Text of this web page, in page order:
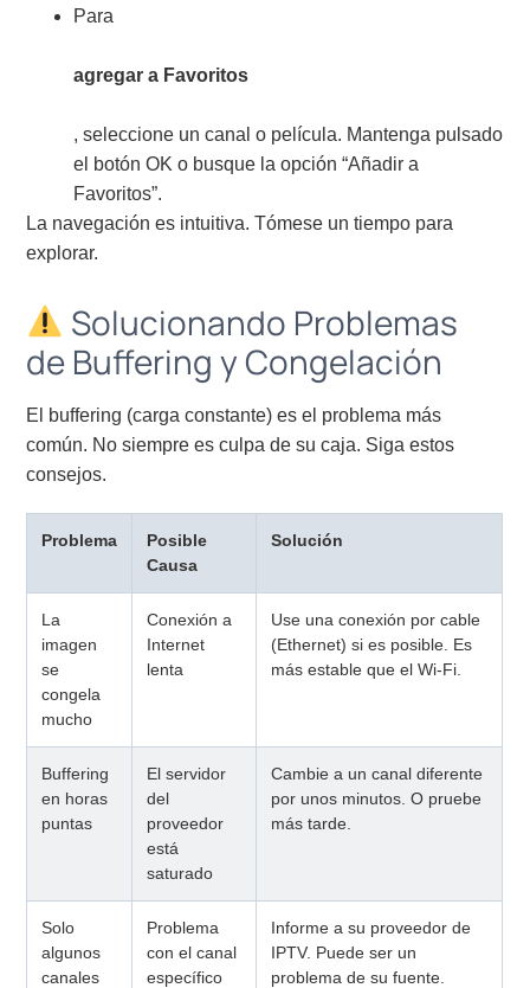
Para
agregar a Favoritos
, seleccione un canal o película. Mantenga pulsado
el botón OK o busque la opción “Añadir a
Favoritos”.
La navegación es intuitiva. Tómese un tiempo para
explorar.
Solucionando Problemas
de Buffering y Congelación
El buffering (carga constante) es el problema más
común. No siempre es culpa de su caja. Siga estos
consejos.
Problema
Posible
Causa
Solución
La
imagen
se
congela
mucho
Conexión a
Internet
lenta
Use una conexión por cable
(Ethernet) si es posible. Es
más estable que el Wi-Fi.
Buffering
en horas
puntas
El servidor
del
proveedor
está
saturado
Cambie a un canal diferente
por unos minutos. O pruebe
más tarde.
Solo
algunos
canales
Problema
con el canal
específico
Informe a su proveedor de
IPTV. Puede ser un
problema de su fuente.